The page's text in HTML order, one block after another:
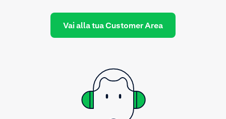
Vai alla tua Customer Area